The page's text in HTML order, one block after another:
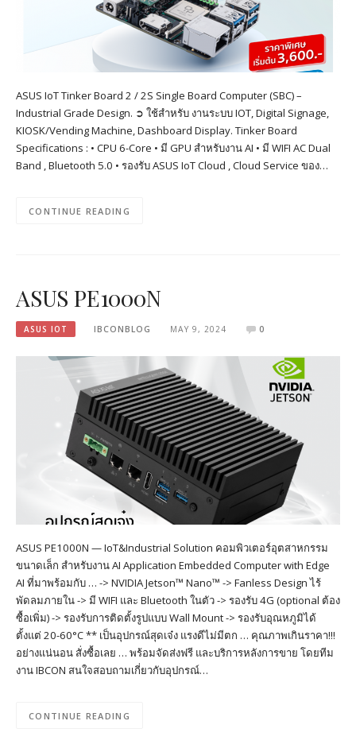
ASUS IoT Tinker Board 2 / 2S Single Board Computer (SBC) –
Industrial Grade Design. ➲ ใช้สำหรับ งานระบบ IOT, Digital Signage,
KIOSK/Vending Machine, Dashboard Display. Tinker Board
Specifications : • CPU 6-Core • มี GPU สำหรับงาน AI • มี WIFI AC Dual
Band , Bluetooth 5.0 • รองรับ ASUS IoT Cloud , Cloud Service ของ…
CONTINUE READING
ASUS PE1000N
ASUS IOT IBCONBLOG MAY 9, 2024 0
ASUS PE1000N — IoT&Industrial Solution คอมพิวเตอร์อุตสาหกรรม
ขนาดเล็ก สำหรับงาน AI Application Embedded Computer with Edge
AI ที่มาพร้อมกับ … -> NVIDIA Jetson™ Nano™ -> Fanless Design ไร้
พัดลมภายใน -> มี WIFI และ Bluetooth ในตัว -> รองรับ 4G (optional ต้อง
ซื้อเพิ่ม) -> รองรับการติดตั้งรูปแบบ Wall Mount -> รองรับอุณหภูมิได้
ตั้งแต่ 20-60°C ** เป็นอุปกรณ์สุดเจ๋ง แรงดีไม่มีตก … คุณภาพเกินราคา!!!
อย่างแน่นอน สั่งซื้อเลย … พร้อมจัดส่งฟรี และบริการหลังการขาย โดยทีม
งาน IBCON สนใจสอบถามเกี่ยวกับอุปกรณ์…
CONTINUE READING